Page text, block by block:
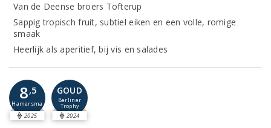
Van de Deense broers Tofterup
Sappig tropisch fruit, subtiel eiken en een volle, romige
smaak
Heerlijk als aperitief, bij vis en salades
8,5
Hamersma
2025
GOUD
Berliner
Trophy
2024